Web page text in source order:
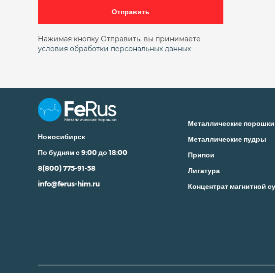
Отправить
Нажимая кнопку Отправить, вы принимаете
условия обработки персональных данных
Новосибирск
По будням с 9:00 до 18:00
8(800) 775-91-58
info@ferus-him.ru
Металлические порошки
Металлические пудры
Припои
Лигатура
Концентрат магнитной